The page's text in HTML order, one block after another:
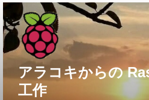
コ
ン
テ
ン
へ
アラコキからの
工作